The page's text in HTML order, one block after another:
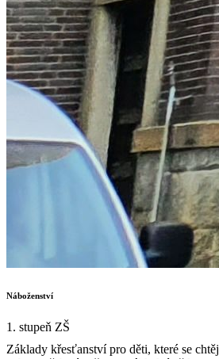
Náboženství
1. stupeň ZŠ
Základy křesťanství pro děti, které se